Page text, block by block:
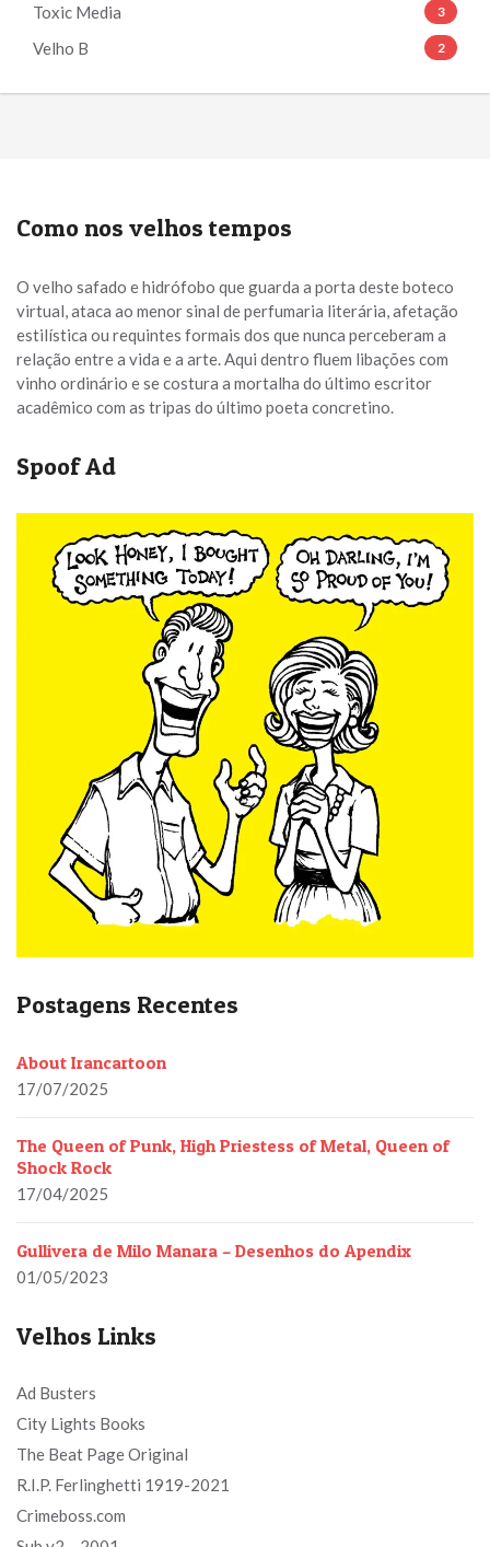
Toxic Media 3
Velho B 2
Como nos velhos tempos
O velho safado e hidrófobo que guarda a porta deste boteco
virtual, ataca ao menor sinal de perfumaria literária, afetação
estilística ou requintes formais dos que nunca perceberam a
relação entre a vida e a arte. Aqui dentro fluem libações com
vinho ordinário e se costura a mortalha do último escritor
acadêmico com as tripas do último poeta concretino.
Spoof Ad
Postagens Recentes
About Irancartoon
17/07/2025
The Queen of Punk, High Priestess of Metal, Queen of
Shock Rock
17/04/2025
Gullivera de Milo Manara – Desenhos do Apendix
01/05/2023
Velhos Links
Ad Busters
City Lights Books
The Beat Page Original
R.I.P. Ferlinghetti 1919-2021
Crimeboss.com